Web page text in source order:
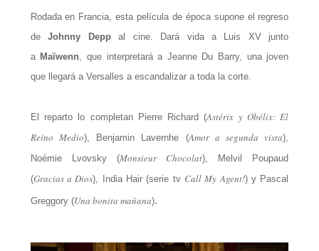
Rodada en Francia, esta película de época supone el regreso
deJohnny Deppal cine. Dará vida a Luis XV junto
a Maïwenn , que interpretará a Jeanne Du Barry, una joven
que llegará a Versalles a escandalizar a toda la corte.
El reparto lo completan Pierre Richard (Astérix y Obélix: El
Reino Medio), Benjamin Lavernhe (Amor a segunda vista),
Noémie Lvovsky (Monsieur Chocolat), Melvil Poupaud
(Gracias a Dios), India Hair (serie tv Call My Agent!) y Pascal
Greggory (Una bonita mañana).